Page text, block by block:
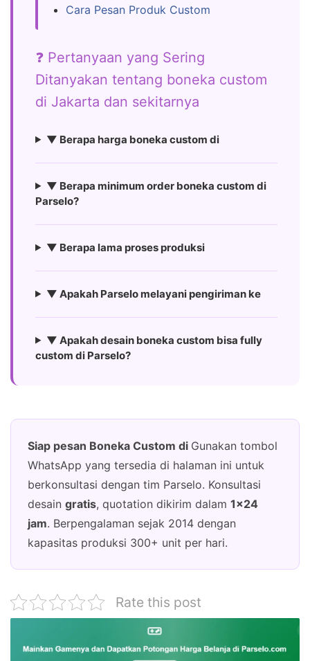
Cara Pesan Produk Custom
❓ Pertanyaan yang Sering
Ditanyakan tentang boneka custom
di Jakarta dan sekitarnya
▼ Berapa harga boneka custom di
▼ Berapa minimum order boneka custom di
Parselo?
▼ Berapa lama proses produksi
▼ Apakah Parselo melayani pengiriman ke
▼ Apakah desain boneka custom bisa fully
custom di Parselo?
Siap pesan Boneka Custom di Gunakan tombol
WhatsApp yang tersedia di halaman ini untuk
berkonsultasi dengan tim Parselo. Konsultasi
desain gratis, quotation dikirim dalam 1×24
jam. Berpengalaman sejak 2014 dengan
kapasitas produksi 300+ unit per hari.
Rate this post